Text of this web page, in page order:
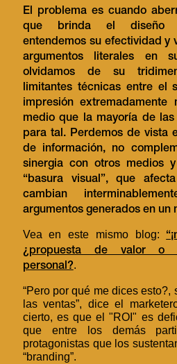
El problema es cuando
que brinda el diseño
entendemos su efectividad y
argumentos literales en
olvidamos de su
limitantes técnicas entre el
impresión
medio que la mayoría de
para tal. Perdemos de vista
de información, no
sinergia con otros medios
“basura visual”, que
cambian
argumentos generados en un
Vea en este mismo blog:
¿propuesta de valor o
personal?.
“Pero por qué me dices esto?,
las ventas”, dice el
cierto, es que el "ROI" es
que entre los demás
protagonistas que los
“branding”.